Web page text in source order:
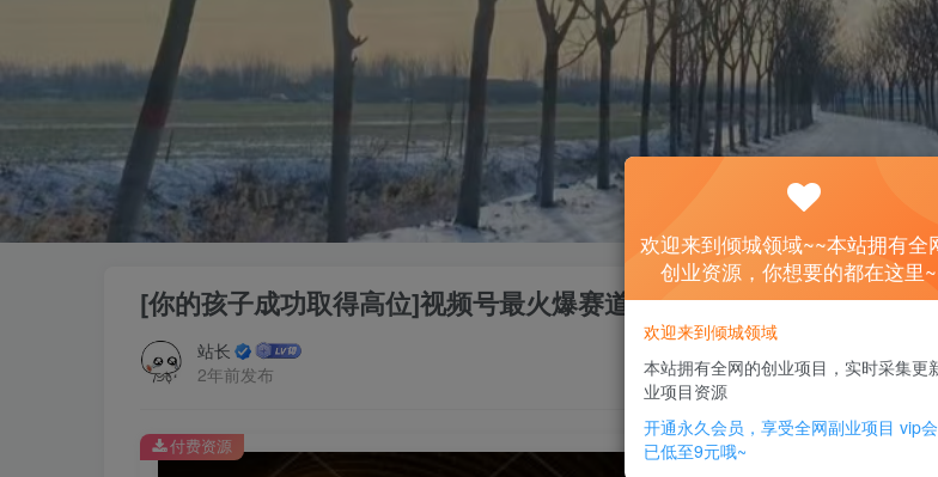
[你的孩子成功取得高位]视频号最火爆赛道，橱窗带货，流量分成计
站长
2年前发布
[你的孩子成功取得高位]视频
付费资源
欢迎来到倾城领域~~本站拥有全
创业资源，你想要的都在这里
欢迎来到倾城领域
本站拥有全网的创业项目，实时采集更
业项目资源
开通永久会员，享受全网副业项目 vip
已低至9元哦~